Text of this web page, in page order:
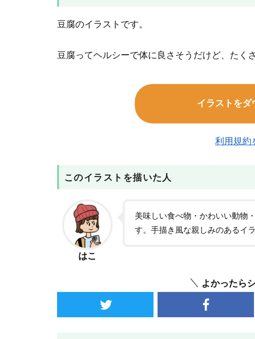
豆腐のイラストです。
豆腐ってヘルシーで体に良さそうだけど、たく
イラストをダ
利用規約
このイラストを描いた人
はこ
美味しい食べ物・かわいい動物
す。手描き風な親しみのあるイ
よかったら